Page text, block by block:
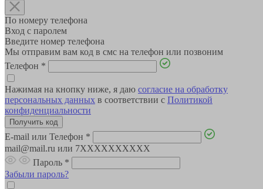
По номеру телефона
Вход с паролем
Введите номер телефона
Мы отправим вам код в смс на телефон или позвоним
Телефон *
Нажимая на кнопку ниже, я даю согласие на обработку
персональных данных в соответствии с Политикой
конфиденциальности
E-mail или Телефон *
mail@mail.ru или 7XXXXXXXXXX
Пароль *
Забыли пароль?